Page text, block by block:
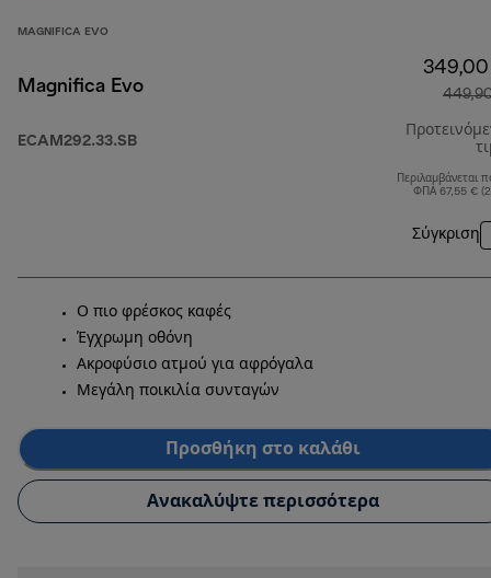
MAGNIFICA EVO
Magnifica Evo
ECAM292.33.SB
Περιλαμβάνεται
ΦΠΑ 67,55 €
Σύγκριση
Ο πιο φρέσκος καφές
Έγχρωμη οθόνη
Ακροφύσιο ατμού για αφρόγαλα
Μεγάλη ποικιλία συνταγών
Προσθήκη στο καλάθι
Ανακαλύψτε περισσότερα